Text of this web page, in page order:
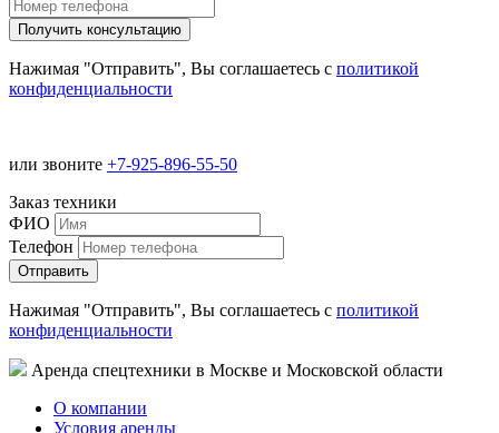
Нажимая "Отправить", Вы соглашаетесь с политикой
конфиденциальности
или звоните +7-925-896-55-50
Заказ техники
ФИО
Телефон
Нажимая "Отправить", Вы соглашаетесь с политикой
конфиденциальности
Аренда спецтехники в Москве и Московской области
О компании
Условия аренды